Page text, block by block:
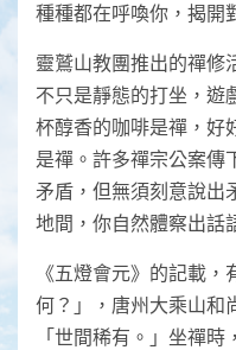
種種都在呼喚你，揭開
靈鷲山教團推出的禪修
不只是靜態的打坐，遊
杯醇香的咖啡是禪，好
是禪。許多禪宗公案傳
矛盾，但無須刻意說出
地間，你自然體察出話
《五燈會元》的記載
何？」，唐州大乘山和
「世間稀有。」坐禪